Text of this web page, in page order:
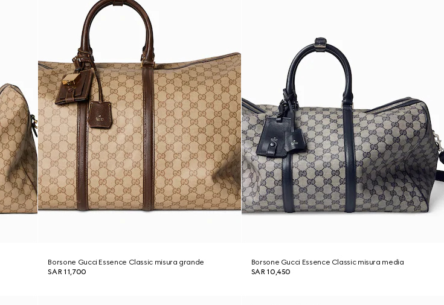
Borsone Gucci Essence Classic misura grande
SAR 11,700
Borsone Gucci Essence Classic misura media
SAR 10,450